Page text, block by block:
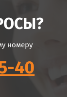
номеру
40